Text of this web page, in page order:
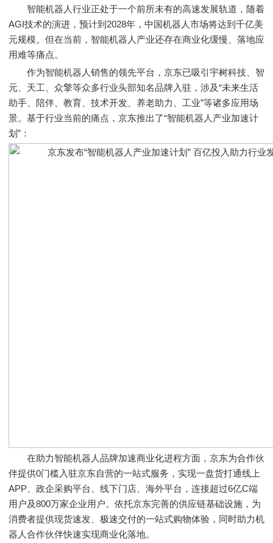
智能机器人行业正处于一个前所未有的高速发展轨道，随着
AGI技术的演进，预计到2028年，中国机器人市场将达到千亿美
元规模。但在当前，智能机器人产业还存在商业化缓慢、落地应
用难等痛点。
作为智能机器人销售的领先平台，京东已吸引宇树科技、智
元、天工、众擎等众多行业头部知名品牌入驻，涉及“未来生活
助手、陪伴、教育、技术开发、养老助力、工业”等诸多应用场
景。基于行业当前的痛点，京东推出了“智能机器人产业加速计
划”：
在助力智能机器人品牌加速商业化进程方面，京东为合作伙
伴提供0门槛入驻京东自营的一站式服务，实现一盘货打通线上
APP、政企采购平台、线下门店、海外平台，连接超过6亿C端
用户及800万家企业用户。依托京东完善的供应链基础设施，为
消费者提供现货速发、极速交付的一站式购物体验，同时助力机
器人合作伙伴快速实现商业化落地。